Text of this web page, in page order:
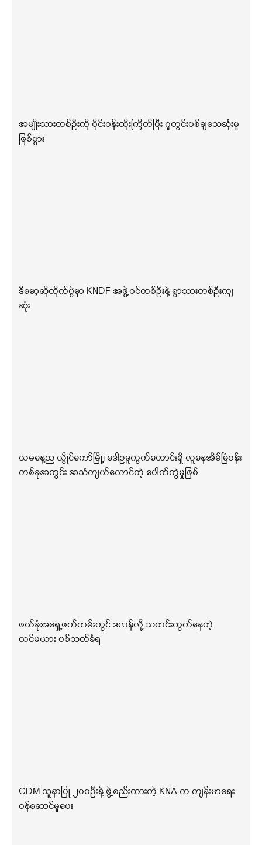
အမျိုးသားတစ်ဦးကို ဝိုင်းဝန်းထိုးကြိတ်ပြီး ဂူတွင်းပစ်ချသေဆုံးမှု
ဖြစ်ပွား
ဒီမော့ဆိုတိုက်ပွဲမှာ KNDF အဖွဲ့ဝင်တစ်ဦးနဲ့ ရွာသားတစ်ဦးကျ
ဆုံး
ယမနေ့ည လွိုင်ကော်မြို့၊ ဒေါဥခူကွက်ဟောင်းရှိ လူနေအိမ်ခြံဝန်း
တစ်ခုအတွင်း အသံကျယ်လောင်တဲ့ ပေါက်ကွဲမှုဖြစ်
ဖယ်ခုံအရှေ့ဖက်ကမ်းတွင် ဒလန်လို့ သတင်းထွက်နေတဲ့
လင်မယား ပစ်သတ်ခံရ
CDM သူနာပြု ၂၀၀ဦးနဲ့ ဖွဲ့စည်းထားတဲ့ KNA က ကျန်းမာရေး
ဝန်ဆောင်မှုပေး